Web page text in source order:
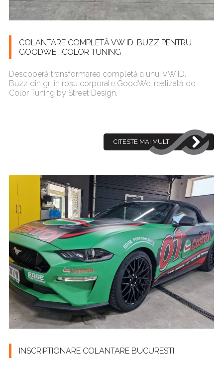
COLANTARE COMPLETĂ VW ID. BUZZ PENTRU
GOODWE | COLOR TUNING
Descoperă transformarea completă a unui VW ID.
Buzz din gri în roșu corporate GoodWe, realizată de
Color Tuning by Street Design.
CITESTE MAI MULT
INSCRIPTIONARE COLANTARE BUCURESTI